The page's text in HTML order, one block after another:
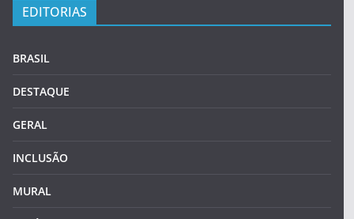
EDITORIAS
BRASIL
DESTAQUE
GERAL
INCLUSÃO
MURAL